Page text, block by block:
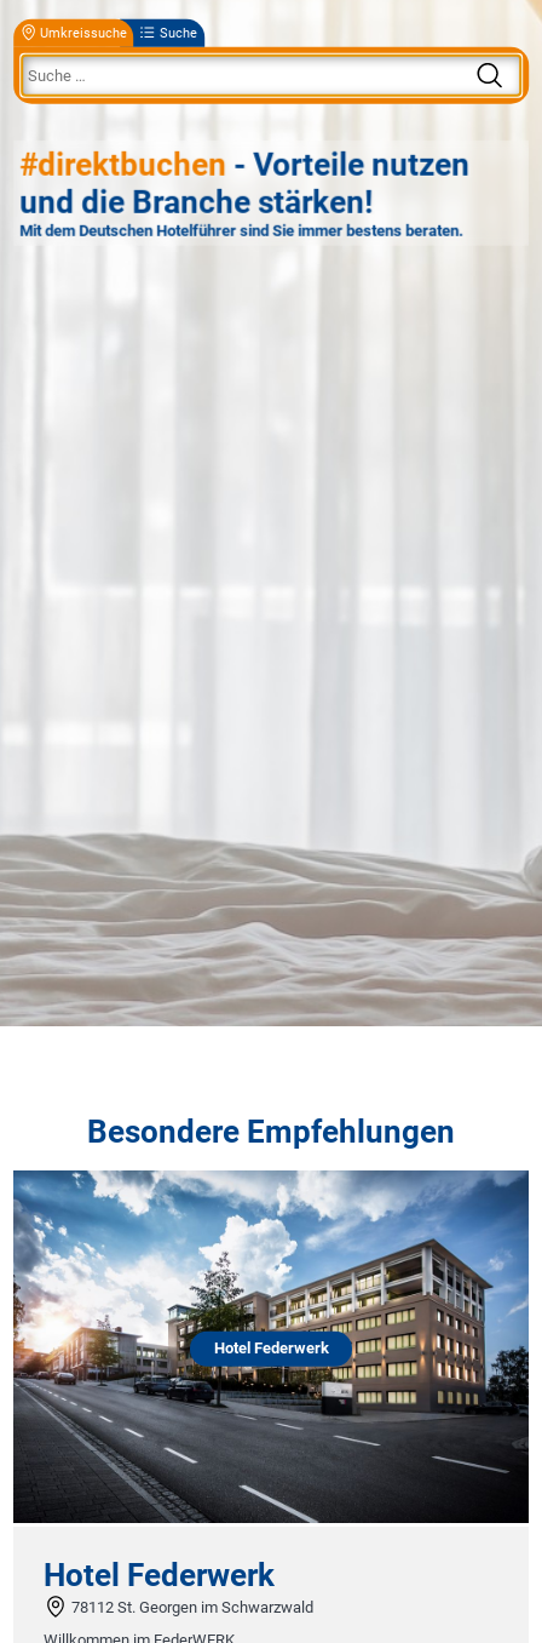
Umkreissuche Suche
#direktbuchen - Vorteile nutzen
und die Branche stärken!
Mit dem Deutschen Hotelführer sind Sie immer bestens beraten.
Besondere Empfehlungen
Hotel Federwerk
Hotel Federwerk
78112 St. Georgen im Schwarzwald